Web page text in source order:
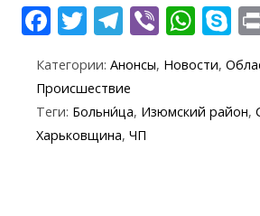
F
e
b
o
T
itt
er
T
e
gr
a
Vi
er
W
at
s
S
k
y
p
Категории: Анонсы, Новости,
Происшествие
Теги: Больни́ца, Изюмский район,
Харьковщина, ЧП